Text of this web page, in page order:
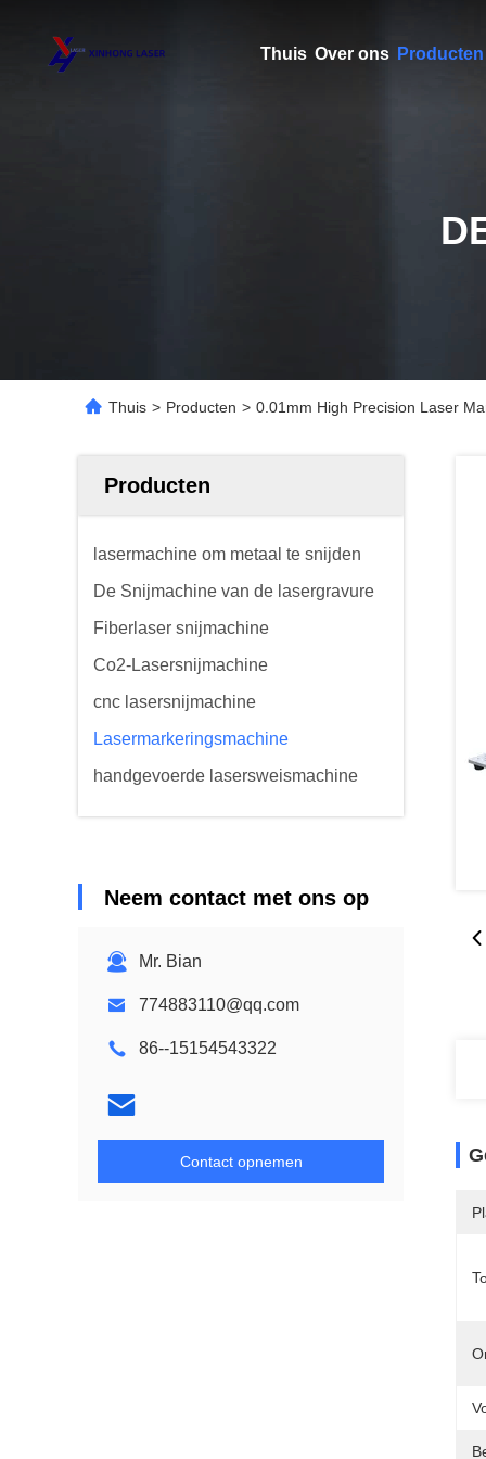
Thuis Over ons Producten
Thuis > Producten > 0.01mm High Precision Laser
Producten
lasermachine om metaal te snijden
De Snijmachine van de lasergravure
Fiberlaser snijmachine
Co2-Lasersnijmachine
cnc lasersnijmachine
Lasermarkeringsmachine
handgevoerde lasersweismachine
Neem contact met ons op
Mr. Bian
774883110@qq.com
86--15154543322
Contact opnemen